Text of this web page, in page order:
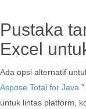
Pustaka
Excel
Ada opsi alternatif
Aspose.Total for Java
untuk lintas platform,